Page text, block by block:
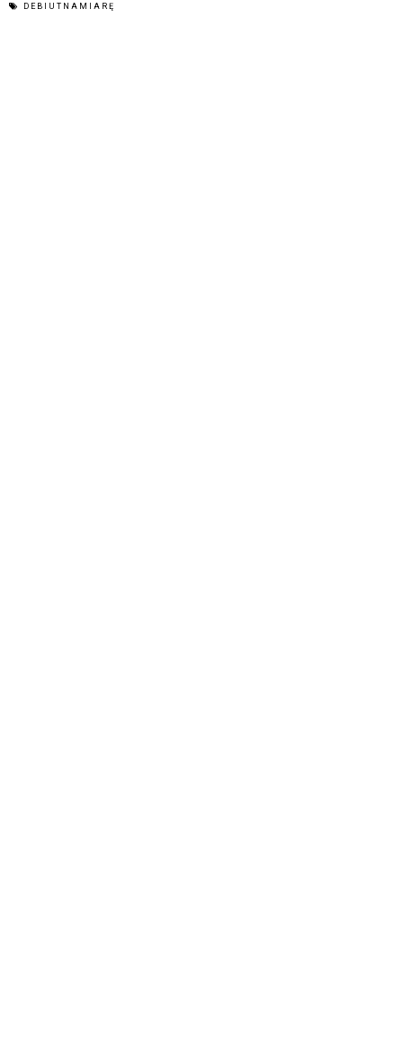
DEBIUTNAMIARĘ